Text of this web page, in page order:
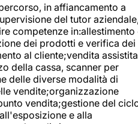
in affiancamento a
del tutor
competenze in:allestimento
dei prodotti e verifica dei
al cliente;vendita assistita
della cassa, scanner per
delle diverse modalità di
vendite;organizzazione
vendita;gestione del
e alla